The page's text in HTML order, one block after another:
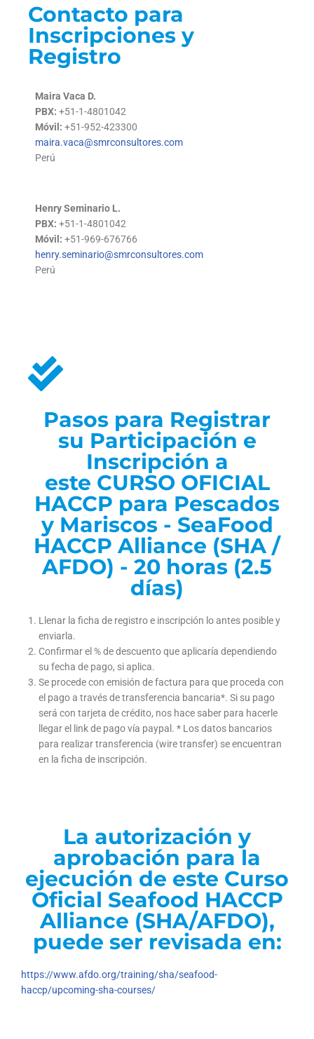
Contacto para
Inscripciones y
Registro
Maira Vaca D.
PBX: +51-1-4801042
Móvil: +51-952-423300
maira.vaca@smrconsultores.com
Perú
Henry Seminario L.
PBX: +51-1-4801042
Móvil: +51-969-676766
henry.seminario@smrconsultores.com
Perú
Pasos para Registrar
su Participación e
Inscripción a
este CURSO OFICIAL
HACCP para Pescados
y Mariscos - SeaFood
HACCP Alliance (SHA /
AFDO) - 20 horas (2.5
días)
Llenar la ficha de registro e inscripción lo antes posible y
enviarla.
Confirmar el % de descuento que aplicaría dependiendo
su fecha de pago, si aplica.
Se procede con emisión de factura para que proceda con
el pago a través de transferencia bancaria*. Si su pago
será con tarjeta de crédito, nos hace saber para hacerle
llegar el link de pago vía paypal. * Los datos bancarios
para realizar transferencia (wire transfer) se encuentran
en la ficha de inscripción.
La autorización y
aprobación para la
ejecución de este Curso
Oficial Seafood HACCP
Alliance (SHA/AFDO),
puede ser revisada en:
https://www.afdo.org/training/sha/seafood-
haccp/upcoming-sha-courses/